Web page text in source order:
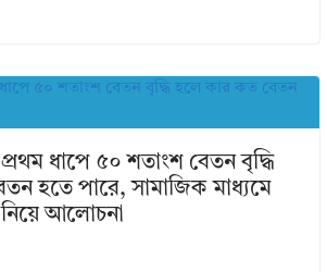
ধাপে ৫০ শতাংশ বেতন বৃদ্ধি
হতে পারে, সামাজিক মাধ্যমে
আলোচনা